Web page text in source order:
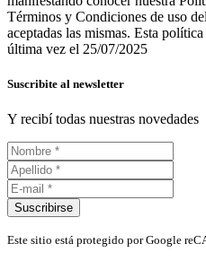
Términos y Condiciones de uso
aceptadas las mismas. Esta
última vez el 25/07/2025
Suscribite al newsletter
Y recibí todas nuestras novedades
Suscribirse
Este sitio está protegido por Google